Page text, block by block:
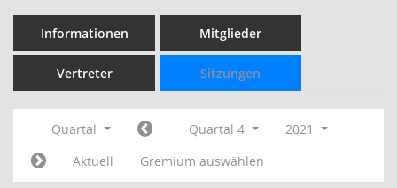
Informationen Mitglieder
Vertreter Sitzungen
Quartal Quartal 4
2021
Aktuell
Gremium auswählen